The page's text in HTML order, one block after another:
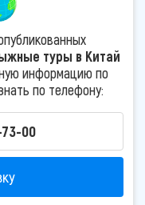
туры в Китай
информацию по
по телефону:
73-00